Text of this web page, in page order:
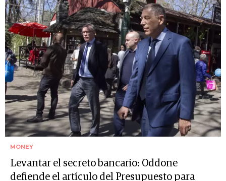
MONEY
Levantar el secreto bancario: Oddone
defiende el artículo del Presupuesto para